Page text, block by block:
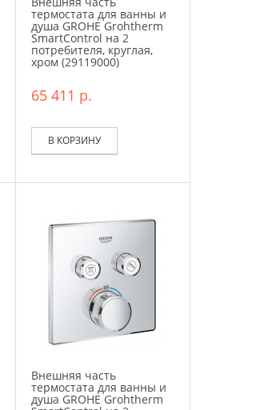
термостата для ванны и
душа GROHE Grohtherm
SmartControl на 2
потребителя, круглая,
хром (29119000)
65 411 р.
В КОРЗИНУ
Внешняя часть
термостата для ванны и
душа GROHE Grohtherm